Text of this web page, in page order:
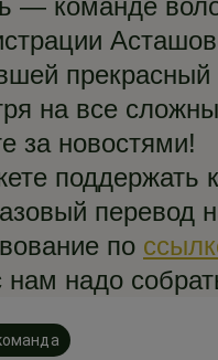
— команде
на все
за новостями!
поддержать
перевод
по
нам надо